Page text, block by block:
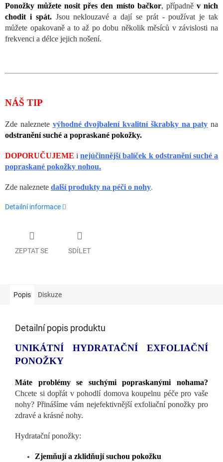
Ponožky můžete nosit přes den místo bačkor, případně v nich
chodit i spát.Jsou neklouzavé a dají se prát - používat je tak
můžete opakovaně a to až po dobu několik měsíců v závislosti na
frekvenci a délce jejich nošení.
NÁŠ TIP
Zde naleznete výhodné dvojbalení kvalitní škrabky na paty na
odstranění suché a popraskané pokožky.
DOPORUČUJEME inejúčinnější balíček k odstranění suché a
popraskané pokožky nohou.
Zde naleznete další produkty na péči o nohy.
Detailní informace
ZEPTAT SE SDÍLET
Popis Diskuze
Detailní popis produktu
UNIKÁTNÍ HYDRATAČNÍ EXFOLIAČNÍ
PONOŽKY
Máte problémy se suchými popraskanými nohama?
Chcete si dopřát v pohodlí domova koupelnu péče pro vaše
nohy? Přinášíme vám nejefektivnější exfoliační ponožky pro
zdravé a krásné nohy.
Hydratační ponožky:
Zjemňují a zklidňují suchou pokožku